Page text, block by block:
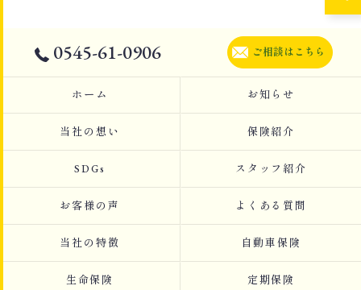
0545-61-0906 ご相談はこちら
ホーム お知らせ
当社の想い 保険紹介
SDGs スタッフ紹介
お客様の声 よくある質問
当社の特徴 自動車保険
生命保険 定期保険